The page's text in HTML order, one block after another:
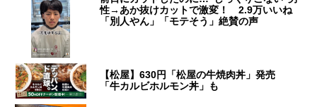
性→あか抜けカットで激変！ 2.9万いいね
「別人やん」「モテそう」絶賛の声
【松屋】630円「松屋の牛焼肉丼」発売
「牛カルビホルモン丼」も